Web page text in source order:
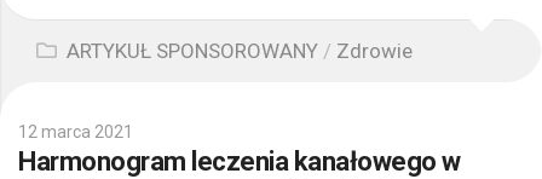
ARTYKUŁ SPONSOROWANY / Zdrowie
12 marca 2021
Harmonogram leczenia kanałowego w